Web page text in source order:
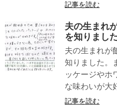
記事を読む
夫の生まれ
を知りまし
夫の生まれが
知りました。
ッケージやホ
な味わいが大
記事を読む